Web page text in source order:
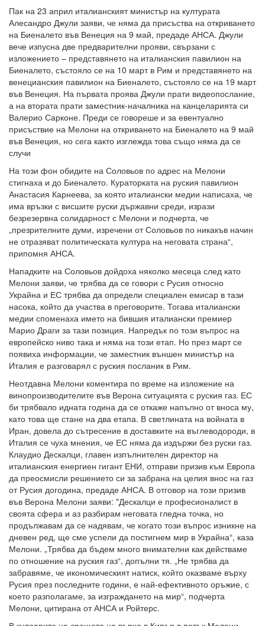
Пак на 23 април италианският министър на културата
Алесандро Джули заяви, че няма да присъства на откриването
на Биеналето във Венеция на 9 май, предаде АНСА. Джули
вече изпусна две предварителни прояви, свързани с
изложението – представянето на италианския павилион на
Биеналето, състояло се на 10 март в Рим и представянето на
венецианския павилион на Биеналето, състояло се на 19 март
във Венеция. На първата проява Джули прати видеопослание,
а на втората прати заместник-началника на канцеларията си
Валерио Сарконе. Преди се говореше и за евентуално
присъствие на Мелони на откриването на Биеналето на 9 май
във Венеция, но сега както изглежда това също няма да се
случи
На този фон обидите на Соловьов по адрес на Мелони
стигнаха и до Биеналето. Кураторката на руския павилион
Анастасия Карнеева, за която италиански медии написаха, че
има връзки с висшите руски държавни среди, изрази
безрезервна солидарност с Мелони и подчерта, че
„презрителните думи, изречени от Соловьов по никакъв начин
не отразяват политическата култура на неговата страна“,
припомня АНСА.
Нападките на Соловьов дойдоха няколко месеца след като
Мелони заяви, че трябва да се говори с Русия относно
Украйна и ЕС трябва да определи специален емисар в тази
насока, който да участва в преговорите. Тогава италиански
медии споменаха името на бившия италиански премиер
Марио Драги за тази позиция. Напредък по този въпрос на
европейско ниво така и няма на този етап. Но през март се
появиха информации, че заместник външен министър на
Италия е разговарял с руския посланик в Рим.
Неотдавна Мелони коментира по време на изложение на
винопроизводителите във Верона ситуацията с руския газ. ЕС
би трябвало идната година да се откаже напълно от вноса му,
като това ще стане на два етапа. В светлината на войната в
Иран, довела до сътресение в доставките на въглеводороди, в
Италия се чуха мнения, че ЕС няма да издържи без руски газ.
Клаудио Дескалци, главен изпълнителен директор на
италианския енергиен гигант ЕНИ, отправи призив към Европа
да преосмисли решението си за забрана на целия внос на газ
от Русия догодина, предаде АНСА. В отговор на този призив
във Верона Мелони заяви: "Дескалци е професионалист в
своята сфера и аз разбирам неговата гледна точка, но
продължавам да се надявам, че когато този въпрос изникне на
дневен ред, ще сме успели да постигнем мир в Украйна“, каза
Мелони. „Трябва да бъдем много внимателни как действаме
по отношение на руския газ“, допълни тя. „Не трябва да
забравяме, че икономическият натиск, който оказваме върху
Русия през последните години, е най-ефективното оръжие, с
което разполагаме, за изграждането на мир“, подчерта
Мелони, цитирана от АНСА и Ройтерс.